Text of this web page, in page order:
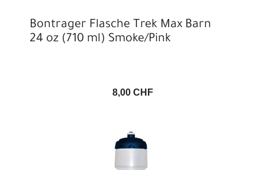
Bontrager Flasche Trek Max Barn
24 oz (710 ml) Smoke/Pink
8,00 CHF